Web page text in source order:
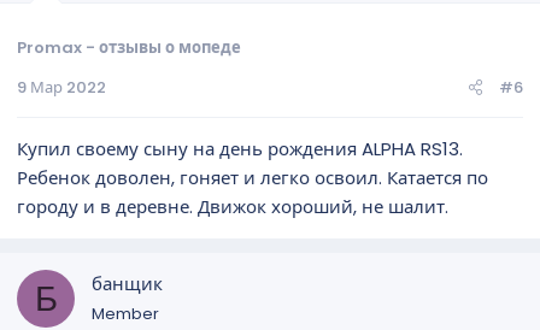
Promax - отзывы о мопеде
9 Мар 2022
#6
Купил своему сыну на день рождения ALPHA RS13.
Ребенок доволен, гоняет и легко освоил. Катается по
городу и в деревне. Движок хороший, не шалит.
Б банщик
Member